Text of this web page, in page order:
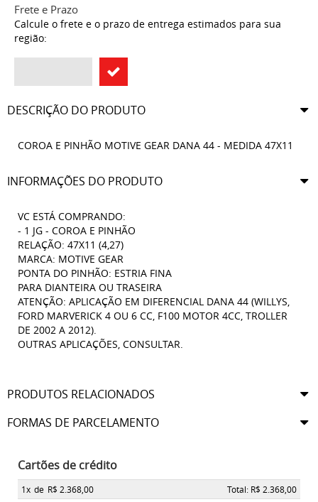
Frete e Prazo
Calcule o frete e o prazo de entrega estimados para sua
região:
DESCRIÇÃO DO PRODUTO
COROA E PINHÃO MOTIVE GEAR DANA 44 - MEDIDA 47X11
INFORMAÇÕES DO PRODUTO
VC ESTÁ COMPRANDO:
- 1 JG - COROA E PINHÃO
RELAÇÃO: 47X11 (4,27)
MARCA: MOTIVE GEAR
PONTA DO PINHÃO: ESTRIA FINA
PARA DIANTEIRA OU TRASEIRA
ATENÇÃO: APLICAÇÃO EM DIFERENCIAL DANA 44 (WILLYS,
FORD MARVERICK 4 OU 6 CC, F100 MOTOR 4CC, TROLLER
DE 2002 A 2012).
OUTRAS APLICAÇÕES, CONSULTAR.
PRODUTOS RELACIONADOS
FORMAS DE PARCELAMENTO
Cartões de crédito
1x de R$ 2.368,00
Total: R$ 2.368,00